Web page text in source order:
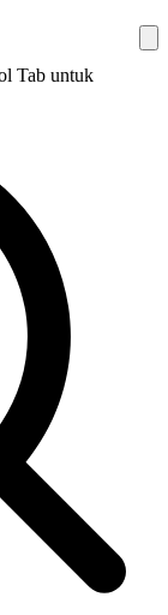
Tab untuk